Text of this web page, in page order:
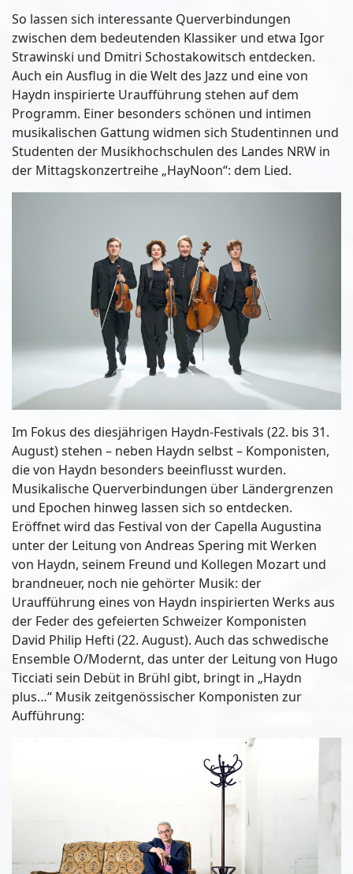
So lassen sich interessante Querverbindungen
zwischen dem bedeutenden Klassiker und etwa Igor
Strawinski und Dmitri Schostakowitsch entdecken.
Auch ein Ausflug in die Welt des Jazz und eine von
Haydn inspirierte Uraufführung stehen auf dem
Programm. Einer besonders schönen und intimen
musikalischen Gattung widmen sich Studentinnen und
Studenten der Musikhochschulen des Landes NRW in
der Mittagskonzertreihe „HayNoon“: dem Lied.
Im Fokus des diesjährigen Haydn-Festivals (22. bis 31.
August) stehen – neben Haydn selbst – Komponisten,
die von Haydn besonders beeinflusst wurden.
Musikalische Querverbindungen über Ländergrenzen
und Epochen hinweg lassen sich so entdecken.
Eröffnet wird das Festival von der Capella Augustina
unter der Leitung von Andreas Spering mit Werken
von Haydn, seinem Freund und Kollegen Mozart und
brandneuer, noch nie gehörter Musik: der
Uraufführung eines von Haydn inspirierten Werks aus
der Feder des gefeierten Schweizer Komponisten
David Philip Hefti (22. August). Auch das schwedische
Ensemble O/Modernt, das unter der Leitung von Hugo
Ticciati sein Debüt in Brühl gibt, bringt in „Haydn
plus…“ Musik zeitgenössischer Komponisten zur
Aufführung: